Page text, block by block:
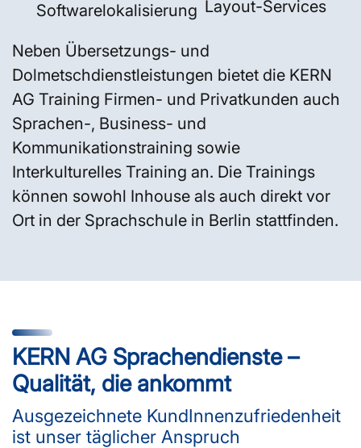
Softwarelokalisierung Layout-Services
Neben Übersetzungs- und
Dolmetschdienstleistungen bietet die KERN
AG Training Firmen- und Privatkunden auch
Sprachen-, Business- und
Kommunikationstraining sowie
Interkulturelles Training an. Die Trainings
können sowohl Inhouse als auch direkt vor
Ort in der Sprachschule in Berlin stattfinden.
KERN AG Sprachendienste –
Qualität, die ankommt
Ausgezeichnete KundInnenzufriedenheit
ist unser täglicher Anspruch